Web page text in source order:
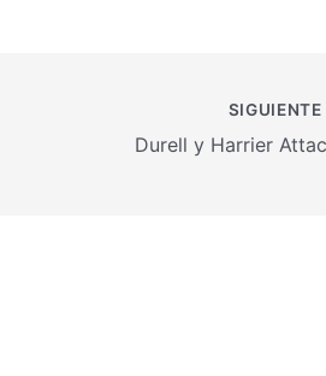
SIGUIENTE
Durell y Harrier